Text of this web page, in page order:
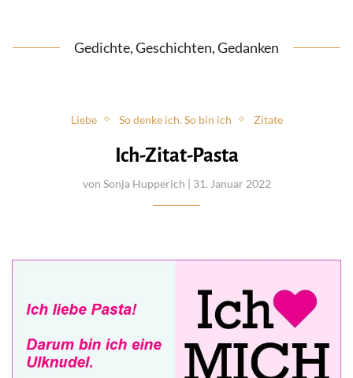
Gedichte, Geschichten, Gedanken
Liebe So denke ich. So bin ich Zitate
Ich-Zitat-Pasta
von Sonja Hupperich | 31. Januar 2022